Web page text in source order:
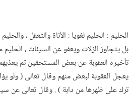
الحليم : الحليم لغويا : الأناة والتعقل ،
بل يتجاوز الزلات ويعفو عن السيئات ،
تأخيره العقوبة عن بعض المستحقين ثم
يعجل العقوبة لبعض منهم وقال تعالى ( ولو
ترك على ظهرها من دابة ) . وقال تعالى عن